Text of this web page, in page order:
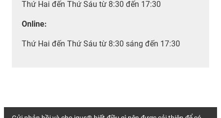
Thứ Hai đến Thứ Sáu từ 8:30 đến 17:30
Online:
Thứ Hai đến Thứ Sáu từ 8:30 sáng đến 17:30